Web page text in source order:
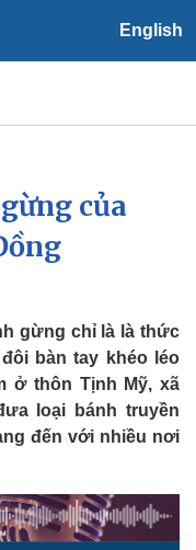
English
thời tiết
làm
đảo
của
gừng chỉ là là thức
bàn tay khéo léo
ở thôn Tịnh Mỹ, xã
loại bánh truyền
đến với nhiều nơi